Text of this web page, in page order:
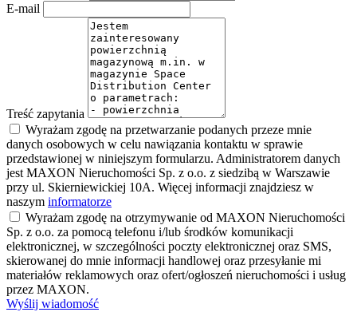
E-mail
Treść zapytania
Wyrażam zgodę na przetwarzanie podanych przeze mnie
danych osobowych w celu nawiązania kontaktu w sprawie
przedstawionej w niniejszym formularzu. Administratorem danych
jest MAXON Nieruchomości Sp. z o.o. z siedzibą w Warszawie
przy ul. Skierniewickiej 10A. Więcej informacji znajdziesz w
naszym informatorze
Wyrażam zgodę na otrzymywanie od MAXON Nieruchomości
Sp. z o.o. za pomocą telefonu i/lub środków komunikacji
elektronicznej, w szczególności poczty elektronicznej oraz SMS,
skierowanej do mnie informacji handlowej oraz przesyłanie mi
materiałów reklamowych oraz ofert/ogłoszeń nieruchomości i usług
przez MAXON.
Wyślij wiadomość